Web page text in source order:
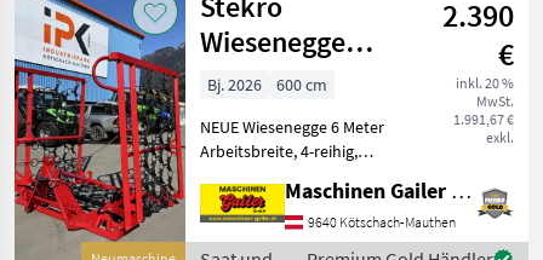
Stekro
Wiesenegge
6,00m hydr.-
auch 3m, 4m, 5m
lagernd
2.390
€
inkl. 20 %
MwSt.
1.991,67 €
exkl.
Bj. 2026
600 cm
NEUE Wiesenegge 6 Meter
Arbeitsbreite, 4-reihig,
Punkt Aufnahme, Gewicht
585 kg, Striegelnetz kann
beidseitig verwendet
Maschinen Gailer GmbH
9640 Kötschach-Mauthen